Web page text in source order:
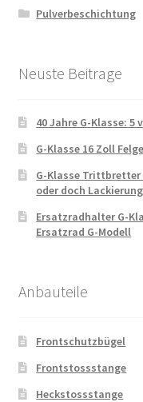
Pulverbeschichtung
Neuste Beitrage
40 Jahre G-Klasse: 5
G-Klasse 16 Zoll
G-Klasse Trittbretter
oder doch
Ersatzradhalter G-
Ersatzrad G-Modell
Anbauteile
Frontschutzbügel
Frontstossstange
Heckstossstange